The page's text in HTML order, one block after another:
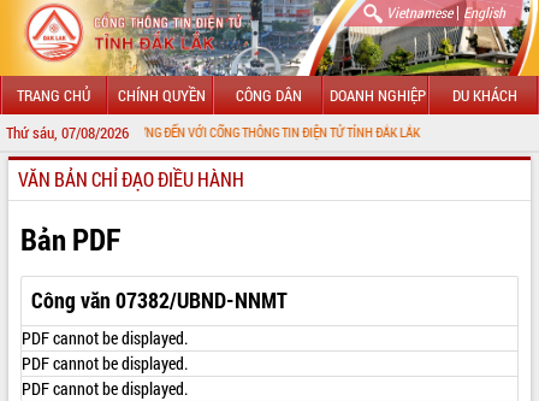
Vietnamese| English
TRANG CHỦ CHÍNH QUYỀN CÔNG DÂN DOANH NGHIỆP DU KHÁCH
Thứ sáu, 07/08/2026
CHÀO MỪNG ĐẾN VỚI CỔNG THÔNG TIN ĐIỆN TỬ TỈNH ĐẮK LẮK
GIỚI THIỆU
LÃNH ĐẠO UBND TỈNH
TIN TỨC SỰ KIỆN
SỞ, BAN, NGÀNH
UBND CÁC XÃ, PHƯỜNG
VĂN BẢN CHỈ ĐẠO ĐIỀU HÀNH
Bản PDF
Công văn 07382/UBND-NNMT
PDF cannot be displayed.
PDF cannot be displayed.
PDF cannot be displayed.